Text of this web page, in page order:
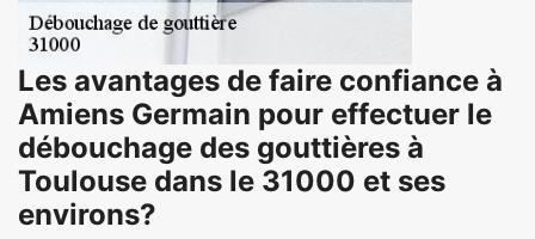
Les avantages de faire confiance à
Amiens Germain pour effectuer le
débouchage des gouttières à
Toulouse dans le 31000 et ses
environs?